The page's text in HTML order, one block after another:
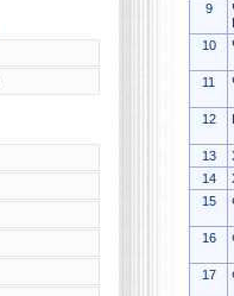
9
10
11
12
13
14
15
16
17